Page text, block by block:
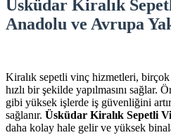
Üsküdar Kiralık
Anadolu ve Avrupa
Kiralık sepetli vinç hizmetleri,
hızlı bir şekilde yapılmasını sağlar.
gibi yüksek işlerde iş güvenliğini
sağlanır. Üsküdar Kiralık Sepetli
daha kolay hale gelir ve yüksek